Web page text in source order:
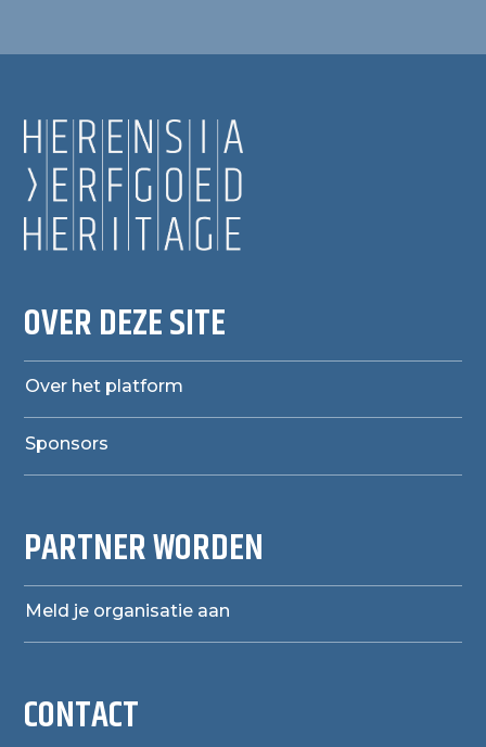
OVER DEZE SITE
Over het platform
Sponsors
PARTNER WORDEN
Meld je organisatie aan
CONTACT